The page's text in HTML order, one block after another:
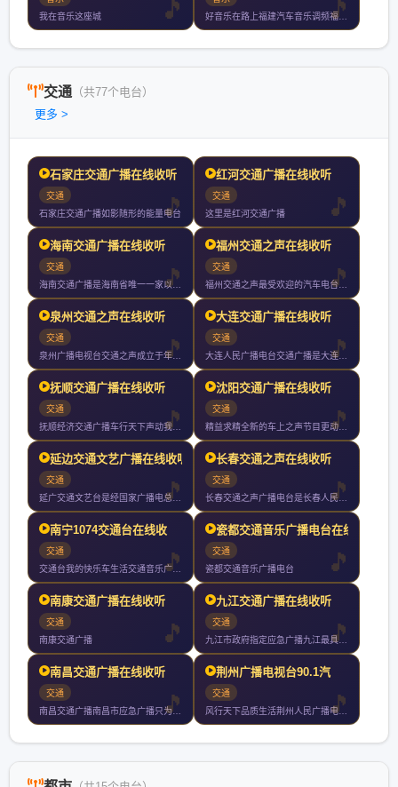
我在音乐这座城
好音乐在路上福建汽车音乐调频福州厦门泉州漳州小时持续放送
交通 （共77个电台）
更多 >
石家庄交通广播在线收听
交通
石家庄交通广播如影随形的能量电台
红河交通广播在线收听
交通
这里是红河交通广播
海南交通广播在线收听
交通
海南交通广播是海南省唯一一家以宣传交通服务交通为宗旨以开车人
福州交通之声在线收听
交通
福州交通之声最受欢迎的汽车电台立足车与行为移动人群办有用的广
泉州交通之声在线收听
交通
泉州广播电视台交通之声成立于年月日试播月日开播是泉州市独家专
大连交通广播在线收听
交通
大连人民广播电台交通广播是大连人民广播电台下属的一个广播频道
抚顺交通广播在线收听
交通
抚顺经济交通广播车行天下声动我心一切只为你
沈阳交通广播在线收听
交通
精益求精全新的车上之声节目更动感风格更时尚效果更清晰覆盖更广
延边交通文艺广播在线收听
交通
延广交通文艺台是经国家广播电总局批准的延边朝鲜族自治州唯一的
长春交通之声在线收听
交通
长春交通之声广播电台是长春人民广播电台的系列台之一与长春市交
南宁1074交通台在线收
交通
交通台我的快乐车生活交通音乐广播为南宁广播电视台下属的一家广
瓷都交通音乐广播电台在线
交通
瓷都交通音乐广播电台
南康交通广播在线收听
交通
南康交通广播
九江交通广播在线收听
交通
九江市政府指定应急广播九江最具影响力权威媒体
南昌交通广播在线收听
交通
南昌交通广播南昌市应急广播只为每一个执着在路上的人尼尔森数据
荆州广播电视台90.1汽
交通
风行天下品质生活荆州人民广播电台汽车电台于年月日正式开播全天